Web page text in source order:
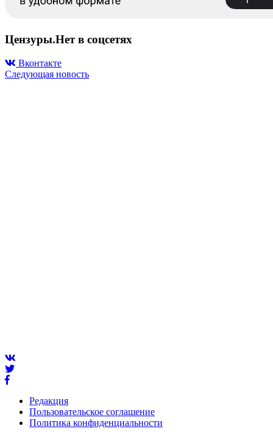
Цензуры.Нет в соцсетях
Вконтакте
Следующая новость
Редакция
Пользовательское соглашение
Политика конфиденциальности